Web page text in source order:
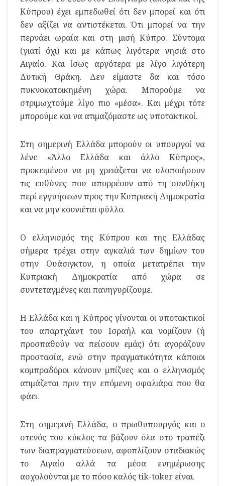
Κύπρου) έχει εμπεδωθεί ότι δεν μπορεί και ότι
δεν αξίζει να αντιστέκεται. Ότι μπορεί να την
περνάει ωραία και στη μισή Κύπρο. Σύντομα
(γιατί όχι) και με κάπως λιγότερα νησιά στο
Αιγαίο. Και ίσως αργότερα με λίγο λιγότερη
Δυτική Θράκη. Δεν είμαστε δα και τόσο
πυκνοκατοικημένη χώρα. Μπορούμε να
στριμωχτούμε λίγο πιο «μέσα». Και μέχρι τότε
μπορούμε και να ατιμαζόμαστε ως υποτακτικοί.
Στη σημερινή Ελλάδα μπορούν οι υπουργοί να
λένε «Άλλο Ελλάδα και άλλο Κύπρος»,
προκειμένου να μη χρειάζεται να υλοποιήσουν
τις ευθύνες που απορρέουν από τη συνθήκη
περί εγγυήσεων προς την Κυπριακή Δημοκρατία
και να μην κουνιέται φύλλο.
Ο ελληνισμός της Κύπρου και της Ελλάδας
σήμερα τρέχει στην αγκαλιά των δημίων του
στην Ουάσιγκτον, η οποία μετατρέπει την
Κυπριακή Δημοκρατία από χώρα σε
συντεταγμένες και πανηγυρίζουμε.
Η Ελλάδα και η Κύπρος γίνονται οι υποτακτικοί
του απαρτχάιντ του Ισραήλ και νομίζουν (ή
προσπαθούν να πείσουν εμάς) ότι αγοράζουν
προστασία, ενώ στην πραγματικότητα κάποιοι
κομπραδόροι κάνουν μπίζνες και ο ελληνισμός
ατιμάζεται πριν την επόμενη σφαλιάρα που θα
φάει.
Στη σημερινή Ελλάδα, ο πρωθυπουργός και ο
στενός του κύκλος τα βάζουν όλα στο τραπέζι
των διαπραγματεύσεων, αφοπλίζουν σταδιακώς
το Αιγαίο αλλά τα μέσα ενημέρωσης
ασχολούνται με το πόσο καλός tik-toker είναι.